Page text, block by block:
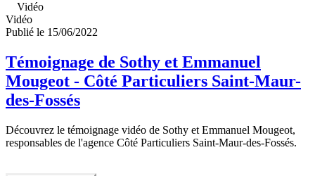
Vidéo
Vidéo
Publié le 15/06/2022
Témoignage de Sothy et Emmanuel
Mougeot - Côté Particuliers Saint-Maur-
des-Fossés
Découvrez le témoignage vidéo de Sothy et Emmanuel Mougeot,
responsables de l'agence Côté Particuliers Saint-Maur-des-Fossés.